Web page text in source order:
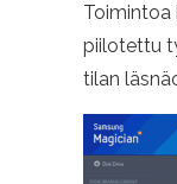
piilotettu
tilan